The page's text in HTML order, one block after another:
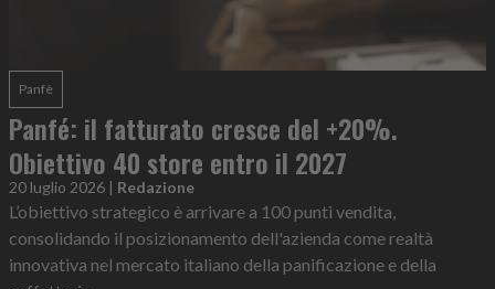
Panfè
Panfé: il fatturato cresce del +20%.
Obiettivo 40 store entro il 2027
20 luglio 2026 | Redazione
L’obiettivo strategico è arrivare a 100 punti vendita,
consolidando il posizionamento dell'azienda come realtà
innovativa nel mercato italiano della panificazione e della